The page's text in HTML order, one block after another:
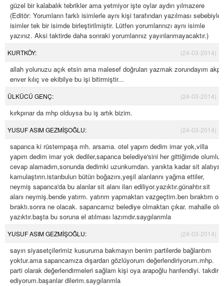
güzel bir kalabalık tebrikler ama yetmiyor işte oylar aydın yılmazere
(Editör: Yorumların farklı isimlerle aynı kişi tarafından yazılması sebebiyle
isimler tek bir isimde birleştirilmiştir. Lütfen yorumlarınızı aynı isimle
yazınız. Aksi taktirde daha sonraki yorumlarınız yayınlanmayacaktır.)
KURTKÖY: (24-03-2014)
allah yolunuzu açık etsin ama malesef doğruları yazmak zorundayım akp
enver kılıç ve ekibilye bu işi bitirmiştir...
ÜLKÜCÜ GENÇ: (24-03-2014)
kırkpınar da mhp olduysa bu iş artık bizim.
YUSUF ASIM GEZMİŞOĞLU: (24-03-2014)
sapanca ki rüstempaşa mh. arsama. otel yapım dedim imar yok,villa
yapım dedim imar yok dediler,sapanca belediye'sini her gittiğimde olumlu
cevap alamadım,sonunda dedimki uzunkumdan. yanıkta kadar sit alatıysa
kamulaştırın.istanbulun bütün boğazını,yeşil alanlarını yağma ettiler,
neymiş sapanca'da bu alanlar sit alanı ilan ediliyor.yazıktır.günahtır.sit
alanı neymiş.bende yatırm. yatırım yapmaktan vazgeçtim.ben bıraktım o
bıraktı.sonra ne olacak. sapancamız belediye olmaktan çıkar. mahalle olur
yazıktır.başta bu soruna el atılması lazımdır.saygılarımla
YUSUF ASIM GEZMİŞOĞLU: (24-03-2014)
sayın siyasetçilerimiz kusuruma bakmayın benim partilerde bağlantım
yoktur.ama sapancamıza dışardan gözlüyorum değerlendiriyorum.mhp.
parti olarak değerlendirmeleri sağlam kişi oya arapoğlu hanfendiyi. takdir
ediyorum.başarılar dilerim.saygılarımla